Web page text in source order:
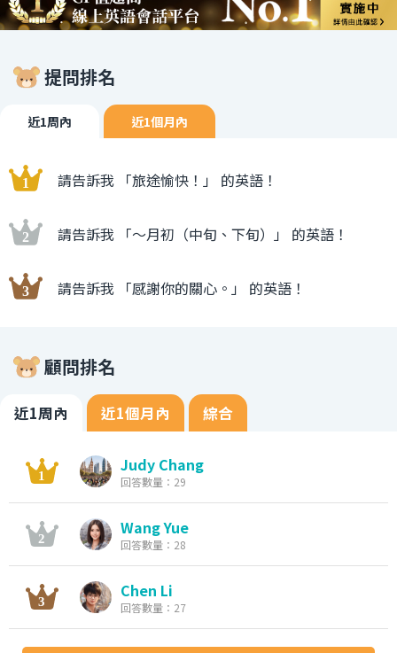
提問排名
近1周內 近1個月內
請告訴我 「旅途愉快！」 的英語！
請告訴我 「〜月初（中旬、下旬）」 的英語！
請告訴我 「感謝你的關心。」 的英語！
顧問排名
近1周內 近1個月內 綜合
Judy Chang
回答數量：29
Wang Yue
回答數量：28
Chen Li
回答數量：27